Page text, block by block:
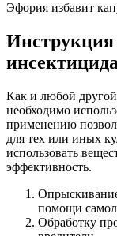
Эфория избавит
Как и любой
необходимо
применению
для тех или иных
использовать
эффективность.
помощи
Обработку